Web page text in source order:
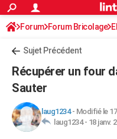
ACTUALITÉS
Politique
Société
Faits Divers
Education
Monde
Villes
+
Programme TV
TNTStreaming
Cinéma
Sorties cinéma
Musique
+FINANCE
Retraite
Impôts
Epargne
Immobilier
Risques naturels par ville
Banque
Assurance
Crédit
AUTO
Essais
Réserver un essai
Citadines
Berlines
SUV
Forum auto
HIGH-TECH
Forum Forum Bricolage
Sujet Précédent
Récupérer un four
Sauter
laug1234- Modifié le
laug1234 - 18 janv.